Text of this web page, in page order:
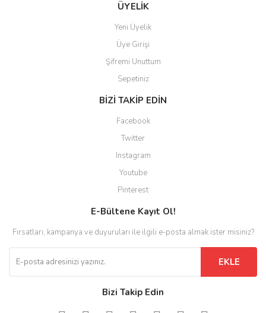
ÜYELİK
Yeni Üyelik
Üye Girişi
Şifremi Unuttum
Sepetiniz
BİZİ TAKİP EDİN
Facebook
Twitter
Instagram
Youtube
Pinterest
E-Bültene Kayıt Ol!
Fırsatları, kampanya ve duyuruları ile ilgili e-posta almak ister misiniz?
EKLE
Bizi Takip Edin